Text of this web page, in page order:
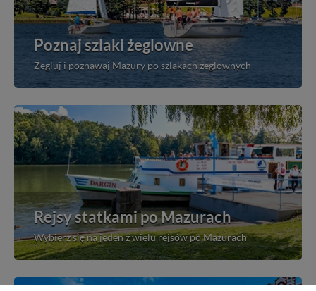
Poznaj szlaki żeglowne
Żegluj i poznawaj Mazury po szlakach żeglownych
Rejsy statkami po Mazurach
Wybierz się na jeden z wielu rejsów po Mazurach